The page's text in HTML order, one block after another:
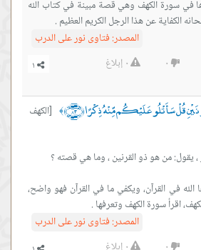
في سورة الكهف وهي قصة مبينة في كتاب الله
الكفاية عن هذا الرجل الكريم العظيم .
المصدر:فتاوى نور على الدرب
٠ ٠ إبلاغ
قُلْ سَأَتْلُو عَلَيْكُم مِّنْهُ ذِكْرًا ﴿٨٣﴾ ﴾
[الكهف
في القرآن، ويكفي ما في القرآن فهو واضح،
اقرأ سورة الكهف وتعرفها .
المصدر:فتاوى نور على الدرب